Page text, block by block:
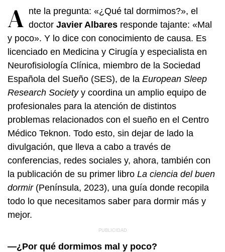
A nte la pregunta: «¿Qué tal dormimos?», el
doctor Javier Albares responde tajante: «Mal
y poco». Y lo dice con conocimiento de causa. Es
licenciado en Medicina y Cirugía y especialista en
Neurofisiología Clínica, miembro de la Sociedad
Española del Sueño (SES), de la European Sleep
Research Societyy coordina un amplio equipo de
profesionales para la atención de distintos
problemas relacionados con el sueño en el Centro
Médico Teknon. Todo esto, sin dejar de lado la
divulgación, que lleva a cabo a través de
conferencias, redes sociales y, ahora, también con
la publicación de su primer libro La ciencia del buen
dormir(Península, 2023), una guía donde recopila
todo lo que necesitamos saber para dormir más y
mejor.
—¿Por qué dormimos mal y poco?